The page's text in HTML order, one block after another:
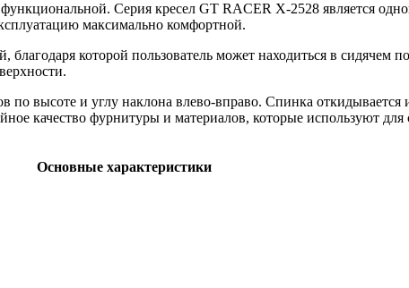
Серия кресел GT RACER X-2528 является
максимально комфортной.
которой пользователь может находиться в сидячем
высоте и углу наклона влево-вправо. Спинка откидывается
качество фурнитуры и материалов, которые используют для
Основные характеристики